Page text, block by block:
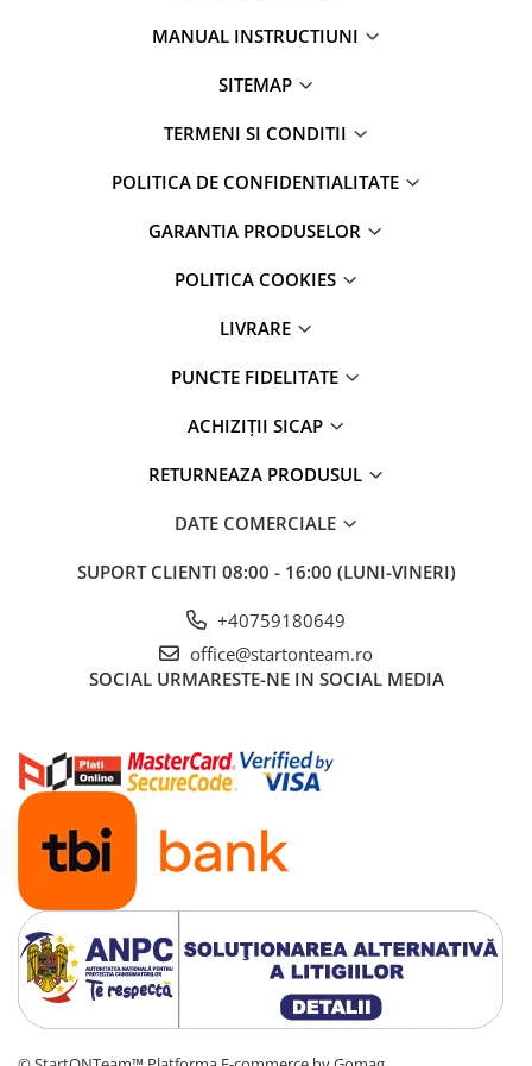
MANUAL INSTRUCTIUNI
SITEMAP
TERMENI SI CONDITII
POLITICA DE CONFIDENTIALITATE
GARANTIA PRODUSELOR
POLITICA COOKIES
LIVRARE
PUNCTE FIDELITATE
ACHIZIȚII SICAP
RETURNEAZA PRODUSUL
DATE COMERCIALE
SUPORT CLIENTI 08:00 - 16:00 (LUNI-VINERI)
+40759180649
office@startonteam.ro
SOCIAL URMARESTE-NE IN SOCIAL MEDIA